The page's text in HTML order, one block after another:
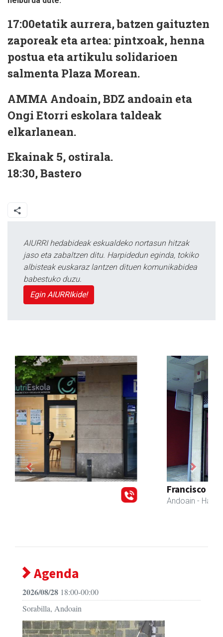
17:00etatik aurrera, batzen gaituzten
zaporeak eta artea: pintxoak, henna
postua eta artikulu solidarioen
salmenta Plaza Morean.
AMMA Andoain, BDZ andoain eta
Ongi Etorri eskolara taldeak
elkarlanean.
Ekainak 5, ostirala.
18:30, Bastero
AIURRI hedabideak eskualdeko nortasun hitzak
jaso eta zabaltzen ditu. Harpidedun eginda, tokiko
albisteak euskaraz lantzen dituen komunikabidea
babestuko duzu.
Egin AIURRIkide!
Previous Next
Agenda
2026/08/28 18:00-00:00
Sorabilla, Andoain